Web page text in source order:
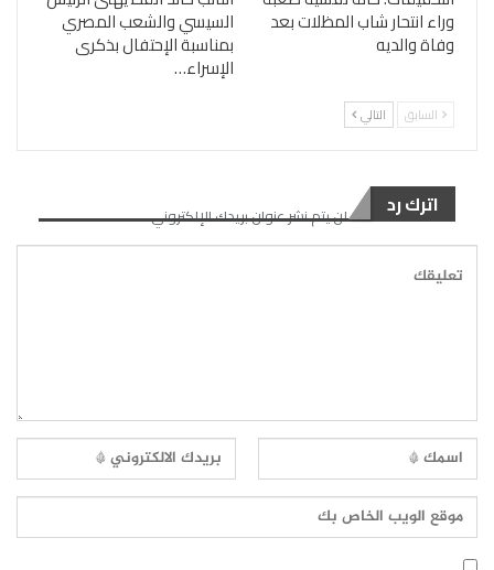
وراء انتحار شاب المظلات بعد
وفاة والديه
السيسي والشعب المصري
بمناسبة الإحتفال بذكرى
الإسراء…
السابق التالي
اترك رد لن يتم نشر عنوان بريدك الإلكتروني.